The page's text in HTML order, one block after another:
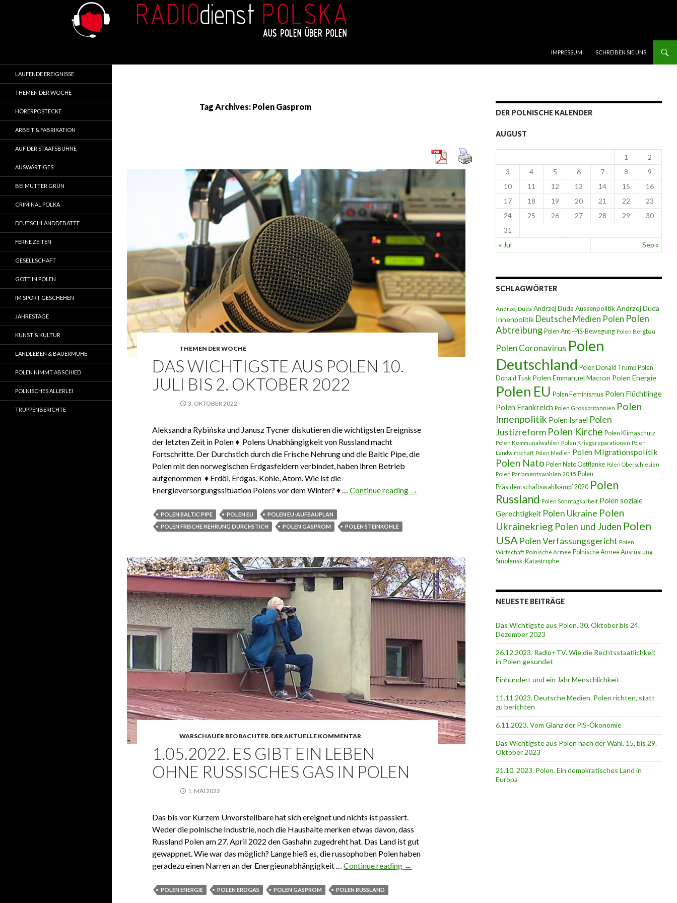
IMPRESSUM
SCHREIBEN SIE UNS
Tag Archives: Polen Gasprom
THEMEN DER WOCHE
DAS WICHTIGSTE AUS POLEN 10.
JULI BIS 2. OKTOBER 2022
3. OKTOBER 2022
Aleksandra Rybińska und Janusz Tycner diskutieren die wichtigsten Ereignisse
der letzten Zeit in Polen ♦ Polens Unabhängigkeit von Russland macht
Fortschritte. Der Durchstich durch die Frische Nehrung und die Baltic Pipe, die
Polen mit den norwegischen Erdgasfeldern verbindet, haben ihren Betrieb
aufgenommen ♦ Erdöl, Erdgas, Kohle, Atom. Wie ist die
Energieversorgungssituation Polens vor dem Winter? ♦ …Continue reading Das Wichtigste aus Polen 10. Juli bis 2. Oktober 2022
→
POLEN BALTIC PIPE POLEN EU
POLEN EU-AUFBAUPLAN
POLEN FRISCHE NEHRUNG DURCHSTICH
POLEN GASPROM POLEN STEINKOHLE
WARSCHAUER BEOBACHTER. DER AKTUELLE KOMMENTAR
1.05.2022. ES GIBT EIN LEBEN
OHNE RUSSISCHES GAS IN POLEN
1. MAI 2022
Das bis vor Kurzem Unvorstellbare hat sich ereignet und nichts ist passiert.
Weder die polnische Industrie, noch die Haushalte merken etwas davon, dass
Russland Polen am 27. April 2022 den Gashahn zugedreht hat. Das Land ist gut
gewappnet. Wie war das möglich? Lange hieß es, die russophoben Polen haben
geradezu einen Narren an der Energieunabhängigkeit …Continue reading 1.05.2022. Es gibt ein Leben ohne russisches Gas in Polen
→
POLEN ENERGIE POLEN ERDGAS POLEN GASPROM POLEN RUSSLAND
DER POLNISCHE KALENDER
AUGUST
« Jul Sep »
1
2
3
4 5 6 7 8
9
10
11 12 13 14 15
16
17
18 19 20 21 22
23
24
25 26 27 28 29
30
31
SCHLAGWÖRTER
Andrzej Duda Andrzej Duda Aussenpolitik Andrzej Duda
Innenpolitik Deutsche Medien Polen Polen
Abtreibung Polen Anti-PiS-Bewegung Polen Bergbau
Polen Coronavirus Polen
Deutschland Polen Donald Trump Polen
Donald Tusk Polen Emmanuel Macron Polen Energie
Polen EU Polen Feminismus Polen Flüchtlinge
Polen Frankreich Polen Grossbritannien Polen
Innenpolitik Polen Israel Polen
Justizreform Polen Kirche Polen Klimaschutz
Polen Kommunalwahlen Polen Kriegsreparationen Polen
Landwirtschaft Polen Medien Polen Migrationspolitik
Polen Nato Polen Nato Ostflanke Polen Oberschlesien
Polen Parlamentswahlen 2015 Polen
Präsidentschaftswahlkampf 2020 Polen
Russland Polen Sonntagsarbeit Polen soziale
Gerechtigkeit Polen Ukraine Polen
Ukrainekrieg Polen und Juden Polen
USA Polen Verfassungsgericht Polen
Wirtschaft Polnische Armee Polnische Armee Ausrüstung
Smolensk-Katastrophe
NEUESTE BEITRÄGE
Das Wichtigste aus Polen. 30. Oktober bis 24.
Dezember 2023
26.12.2023. Radio+TV. Wie die Rechtsstaatlichkeit
in Polen gesundet
Einhundert und ein Jahr Menschlichkeit
11.11.2023. Deutsche Medien. Polen richten, statt
zu berichten
6.11.2023. Vom Glanz der PiS-Ӧkonomie
Das Wichtigste aus Polen nach der Wahl. 15. bis 29.
Oktober 2023
21.10. 2023. Polen. Ein demokratisches Land in
Europa
LAUFENDE EREIGNISSE
THEMEN DER WOCHE
HÖRERPOSTECKE
ARBEIT & FABRIKATION
AUF DER STAATSBÜHNE
AUSWÄRTIGES
BEI MUTTER GRÜN
CRIMINAL POLKA
DEUTSCHLANDDEBATTE
FERNE ZEITEN
GESELLSCHAFT
GOTT IN POLEN
IM SPORT GESCHEHEN
JAHRESTAGE
KUNST & KULTUR
LANDLEBEN & BAUERMÜHE
POLEN NIMMT ABSCHIED
POLNISCHES ALLERLEI
TRUPPENBERICHTE